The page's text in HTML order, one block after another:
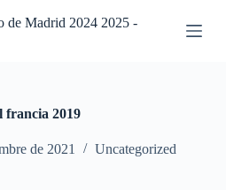
de Madrid 2024 2025 -
francia 2019
de 2021 Uncategorized